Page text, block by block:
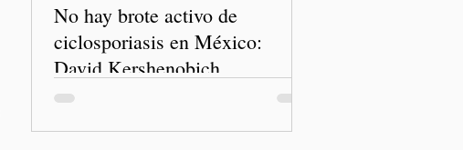
No hay brote activo de
ciclosporiasis en México:
David Kershenobich